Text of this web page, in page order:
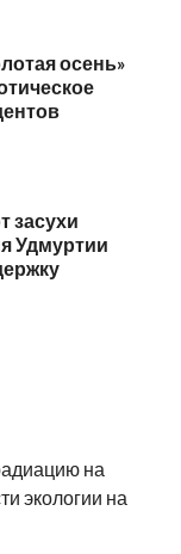
осень»
засухи
Удмуртии
на
экологии на